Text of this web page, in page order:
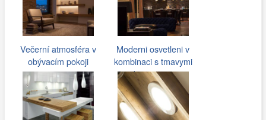
Večerní atmosféra v
obývacím pokoji
Moderni osvetleni v
kombinaci s tmavymi
barvami…